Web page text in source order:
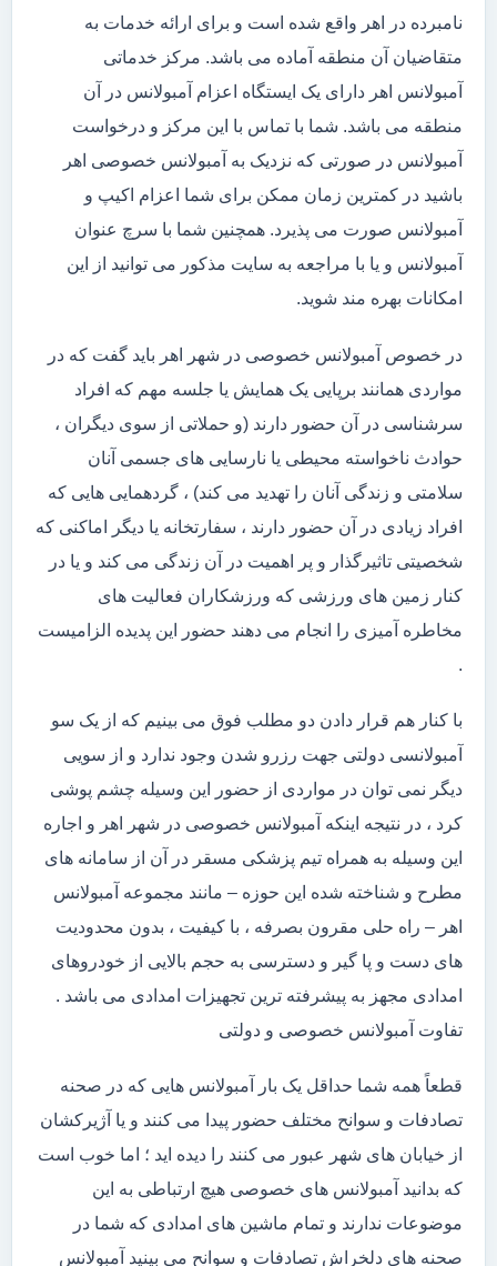
نامبرده در اهر واقع شده است و برای ارائه خدمات به
متقاضیان آن منطقه آماده می باشد. مرکز خدماتی
آمبولانس اهر دارای یک ایستگاه اعزام آمبولانس در آن
منطقه می باشد. شما با تماس با این مرکز و درخواست
آمبولانس در صورتی که نزدیک به آمبولانس خصوصی اهر
باشید در کمترین زمان ممکن برای شما اعزام اکیپ و
آمبولانس صورت می پذیرد. همچنین شما با سرچ عنوان
آمبولانس و یا با مراجعه به سایت مذکور می توانید از این
امکانات بهره مند شوید.
در خصوص آمبولانس خصوصی در شهر اهر باید گفت که در
مواردی همانند برپایی یک همایش یا جلسه مهم که افراد
سرشناسی در آن حضور دارند (و حملاتی از سوی دیگران ،
حوادث ناخواسته محیطی یا نارسایی های جسمی آنان
سلامتی و زندگی آنان را تهدید می کند) ، گردهمایی هایی که
افراد زیادی در آن حضور دارند ، سفارتخانه یا دیگر اماکنی که
شخصیتی تاثیرگذار و پر اهمیت در آن زندگی می کند و یا در
کنار زمین های ورزشی که ورزشکاران فعالیت های
مخاطره آمیزی را انجام می دهند حضور این پدیده الزامیست
.
با کنار هم قرار دادن دو مطلب فوق می بینیم که از یک سو
آمبولانسی دولتی جهت رزرو شدن وجود ندارد و از سویی
دیگر نمی توان در مواردی از حضور این وسیله چشم پوشی
کرد ، در نتیجه اینکه آمبولانس خصوصی در شهر اهر و اجاره
این وسیله به همراه تیم پزشکی مسقر در آن از سامانه های
مطرح و شناخته شده این حوزه – مانند مجموعه آمبولانس
اهر – راه حلی مقرون بصرفه ، با کیفیت ، بدون محدودیت
های دست و پا گیر و دسترسی به حجم بالایی از خودروهای
امدادی مجهز به پیشرفته ترین تجهیزات امدادی می باشد .
تفاوت آمبولانس خصوصی و دولتی
قطعاً همه شما حداقل یک بار آمبولانس هایی که در صحنه
تصادفات و سوانح مختلف حضور پیدا می کنند و یا آژیرکشان
از خیابان های شهر عبور می کنند را دیده اید ؛ اما خوب است
که بدانید آمبولانس های خصوصی هیچ ارتباطی به این
موضوعات ندارند و تمام ماشین های امدادی که شما در
صحنه های دلخراش تصادفات و سوانح می بینید آمبولانس